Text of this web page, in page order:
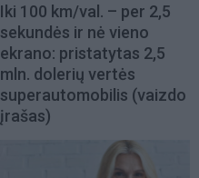
Iki 100 km/val. – per 2,5
sekundės ir nė vieno
ekrano: pristatytas 2,5
mln. dolerių vertės
superautomobilis (vaizdo
įrašas)